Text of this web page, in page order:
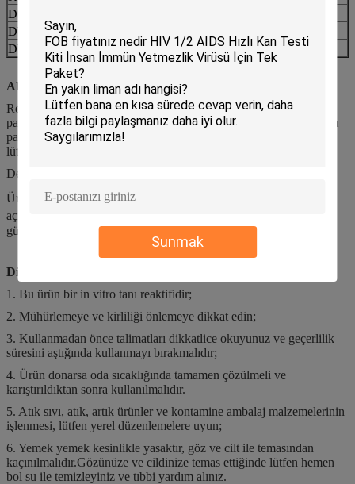
Sunmak
DWX-31301
DWX-31302
DWX-31303
DURULAMA-AC 5L
Algılama Yönteminin Sınırlamaları
Reaktifin sıcaklığı belirtilen aralığın dışındaysa numunenin ölçüm
parametreleri anormal görünebilir.Bu durumdaysanız, lütfen ölçüm
parametrelerini mikroskopi yöntemiyle onaylayın.Ayrıntılar için
lütfen cihazın kullanım kılavuzuna bakın.
Depolamak
Ürün 2℃-35℃'de saklanmalıdır ve depolama süresi 2 yıldır.Şişe
açıldıktan sonra 15 ℃ -30 ℃'de kullanılır ve geçerlilik süresi 60
gündür.
Dikkat
1. Bu ürün bir in vitro tanı reaktifidir;
2. Mühürlemeye ve kirliliği önlemeye dikkat edin;
3. Kullanmadan önce talimatları dikkatlice okuyunuz ve geçerlilik
süresini aştığında kullanmayı bırakmalıdır;
4. Ürün donarsa oda sıcaklığında tamamen çözülmeli ve
karıştırıldıktan sonra kullanılmalıdır.
5. Atık sıvı, atık, artık ürünler ve kontamine ambalaj malzemelerinin
işlenmesi, lütfen yerel düzenlemelere uyun;
6. Yemek yemek kesinlikle yasaktır, göz ve cilt ile temasından
kaçınılmalıdır.Gözünüze ve cildinize temas ettiğinde lütfen hemen
bol su ile temizleyiniz ve tıbbi yardım alınız.